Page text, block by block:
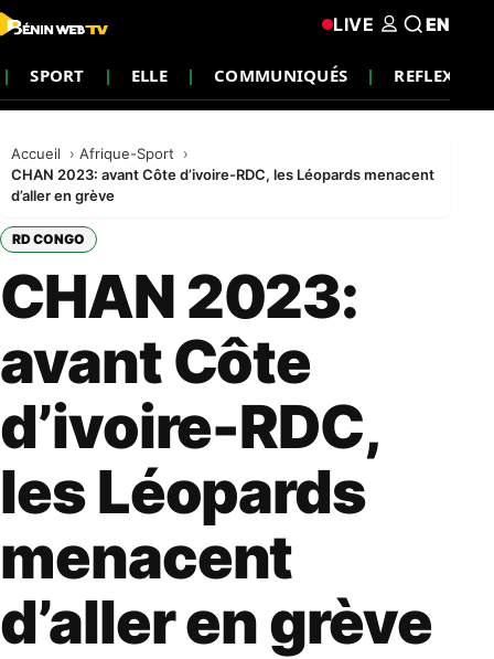
SPORT ELLE COMMUNIQUÉS REFLEXION
LIVE EN
Accueil
Afrique-Sport
CHAN 2023: avant Côte d’ivoire-RDC, les Léopards menacent
d’aller en grève
RD CONGO
CHAN 2023:
avant Côte
d’ivoire-RDC,
les Léopards
menacent
d’aller en grève